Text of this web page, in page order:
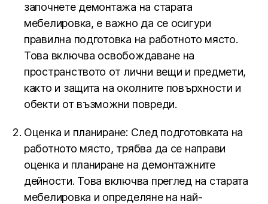
започнете демонтажа на старата
мебелировка, е важно да се осигури
правилна подготовка на работното място.
Това включва освобождаване на
пространството от лични вещи и предмети,
както и защита на околните повърхности и
обекти от възможни повреди.
Оценка и планиране: След подготовката на
работното място, трябва да се направи
оценка и планиране на демонтажните
дейности. Това включва преглед на старата
мебелировка и определяне на най-